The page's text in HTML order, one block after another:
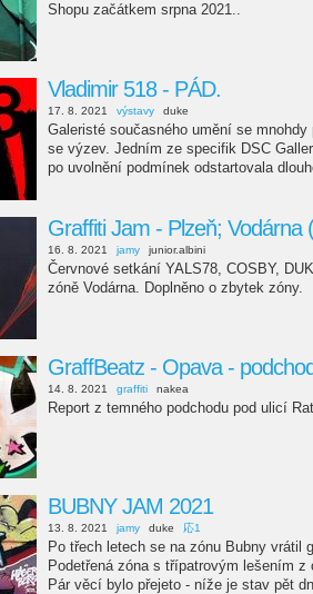
Shopu začátkem srpna 2021..
Vladimir 518 - PÁD.
17. 8. 2021 výstavy duke
Galeristé současného umění se
se výzev. Jedním ze specifik DSC
po uvolnění podmínek odstartovala
Graffiti Jam - Plzeň; Vodárna
16. 8. 2021 jamy junior.albini
Červnové setkání YALS78, COSBY,
zóně Vodárna. Doplněno o zbytek zóny.
GraffBeatz - Opava -
14. 8. 2021 graffiti nakea
Report z temného podchodu pod ulicí
BUBNY JAM 2021
13. 8. 2021 jamy duke 応1
Po třech letech se na zónu Bubny vrátil
Podetřená zóna s třípatrovým lešením
Pár věcí bylo přejeto - níže je stav pět